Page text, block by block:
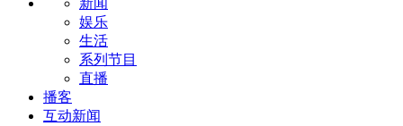
新闻
娱乐
生活
系列节目
直播
播客
互动新闻